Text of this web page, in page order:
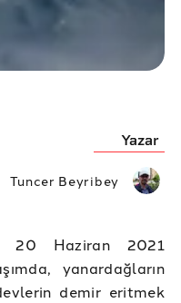
Yazar
Tuncer Beyribey
20 Haziran 2021
yanardağların
demir eritmek